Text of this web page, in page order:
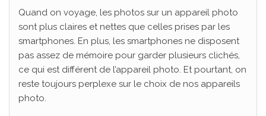
Quand on voyage, les photos sur un appareil photo
sont plus claires et nettes que celles prises par les
smartphones. En plus, les smartphones ne disposent
pas assez de mémoire pour garder plusieurs clichés,
ce qui est différent de l’appareil photo. Et pourtant, on
reste toujours perplexe sur le choix de nos appareils
photo.